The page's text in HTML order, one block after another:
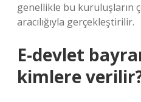
genellikle bu kuruluşların
aracılığıyla gerçekleştirilir.
E-devlet
kimlere